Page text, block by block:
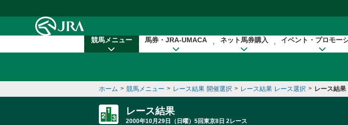
競馬メニュー 馬券・JRA-UMACA ネット馬券購入 イベント・プロモー
ホーム > 競馬メニュー > レース結果 開催選択 > レース結果 レース選択 > レース結果
レース結果
2000年10月29日（日曜）5回東京8日 2レース